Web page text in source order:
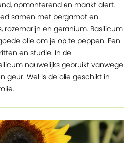
opmonterend en maakt alert.
samen met bergamot en
rozemarijn en geranium. Basilicum
olie om je op te peppen. Een
en studie. In de
nauwelijks gebruikt vanwege
geur. Wel is de olie geschikt in